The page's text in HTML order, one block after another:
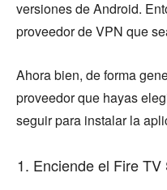
versiones de Android.
proveedor de VPN que
Ahora bien, de forma
proveedor que hayas
seguir para instalar la
Enciende el Fire TV